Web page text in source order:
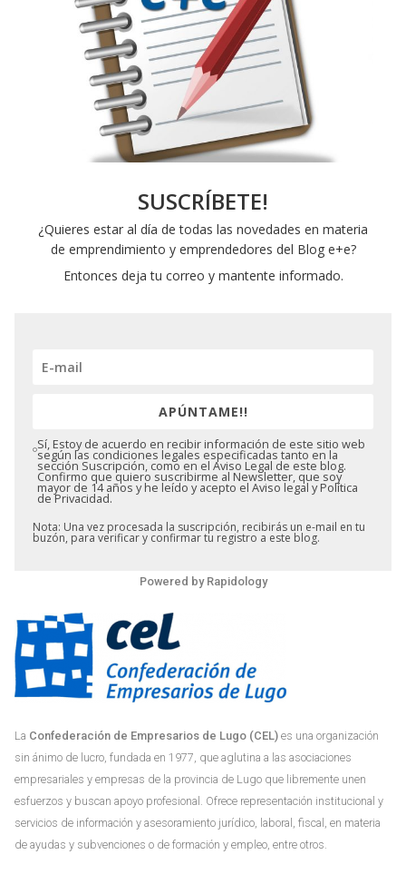
SUSCRÍBETE!
¿Quieres estar al día de todas las novedades en materia
de emprendimiento y emprendedores del Blog e+e?
Entonces deja tu correo y mantente informado.
APÚNTAME!!
Sí, Estoy de acuerdo en recibir información de este sitio web
según las condiciones legales especificadas tanto en la
sección Suscripción, como en el Aviso Legal de este blog.
Confirmo que quiero suscribirme al Newsletter, que soy
mayor de 14 años y he leído y acepto el Aviso legal y Política
de Privacidad.
Nota: Una vez procesada la suscripción, recibirás un e-mail en tu
buzón, para verificar y confirmar tu registro a este blog.
Powered by Rapidology
La Confederación de Empresarios de Lugo (CEL) es una organización
sin ánimo de lucro, fundada en 1977, que aglutina a las asociaciones
empresariales y empresas de la provincia de Lugo que libremente unen
esfuerzos y buscan apoyo profesional. Ofrece representación institucional y
servicios de información y asesoramiento jurídico, laboral, fiscal, en materia
de ayudas y subvenciones o de formación y empleo, entre otros.